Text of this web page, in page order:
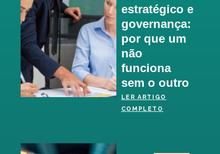
estratégico e
governança:
por que um
não
funciona
sem o outro
LER ARTIGO
COMPLETO